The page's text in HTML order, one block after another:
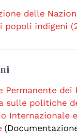
delle
popoli indigeni
Permanente dei
sulle politiche
Internazionale